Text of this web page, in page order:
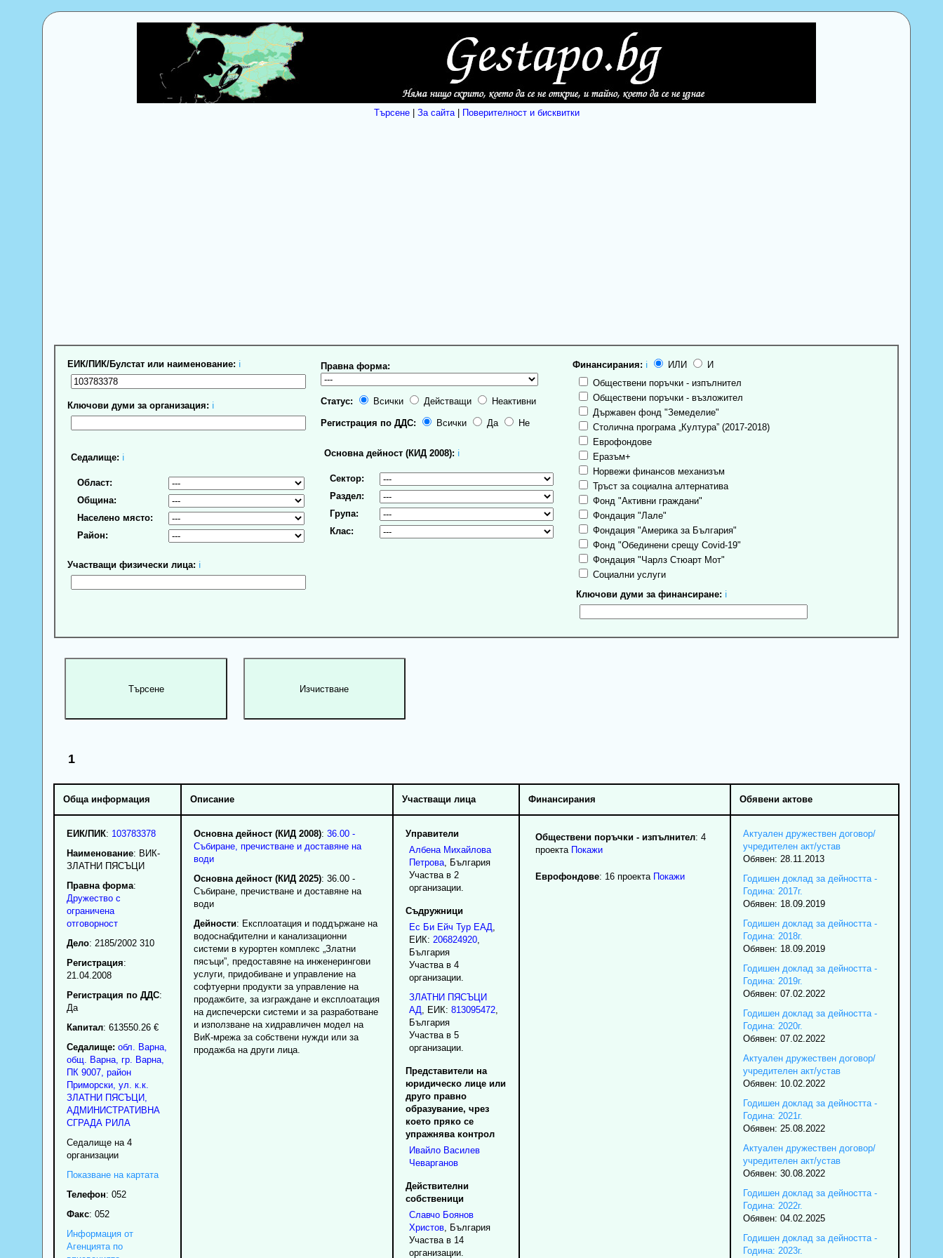
Търсене| За сайта| Поверителност и бисквитки
ЕИК/ПИК/Булстат или наименование: ℹ
Ключови думи за организация: ℹ
Седалище: ℹ
Област:
Община:
Населено място:
Район:
Участващи физически лица: ℹ
Правна форма:
Статус: Всички Действащи Неактивни
Регистрация по ДДС: Всички Да Не
Основна дейност (КИД 2008): ℹ
Сектор:
Раздел:
Група:
Клас:
Финансирания: ℹ ИЛИ
И
Обществени поръчки - изпълнител
Обществени поръчки - възложител
Държавен фонд "Земеделие"
Столична програма „Култура” (2017-2018)
Еврофондове
Еразъм+
Норвежи финансов механизъм
Тръст за социална алтернатива
Фонд "Активни граждани"
Фондация "Лале"
Фондация "Америка за България"
Фонд "Обединени срещу Covid-19"
Фондация "Чарлз Стюарт Мот"
Социални услуги
Ключови думи за финансиране: ℹ
1
Обща информация Описание Участващи лица Финансирания Обявени актове
ЕИК/ПИК: 103783378
Наименование: ВИК-
ЗЛАТНИ ПЯСЪЦИ
Правна форма:
Дружество с
ограничена
отговорност
Дело: 2185/2002 310
Регистрация:
21.04.2008
Регистрация по ДДС:
Да
Капитал: 613550.26 €
Седалище: обл. Варна,
общ. Варна, гр. Варна,
ПК 9007, район
Приморски, ул. к.к.
ЗЛАТНИ ПЯСЪЦИ,
АДМИНИСТРАТИВНА
СГРАДА РИЛА
Седалище на 4
организации
Показване на картата
Телефон: 052
Факс: 052
Информация от
Агенцията по
Основна дейност (КИД 2008): 36.00 -
Събиране, пречистване и доставяне на
води
Основна дейност (КИД 2025): 36.00 -
Събиране, пречистване и доставяне на
води
Дейности: Експлоатация и поддържане на
водоснабдителни и канализационни
системи в курортен комплекс „Златни
пясъци”, предоставяне на инженерингови
услуги, придобиване и управление на
софтуерни продукти за управление на
продажбите, за изграждане и експлоатация
на диспечерски системи и за разработване
и използване на хидравличен модел на
ВиК-мрежа за собствени нужди или за
продажба на други лица.
Управители
Албена Михайлова
Петрова, България
Участва в 2
организации.
Съдружници
Ес Би Ейч Тур ЕАД
ЕИК: 206824920,
България
Участва в 4
организации.
ЗЛАТНИ ПЯСЪЦИ
АД , ЕИК: 813095472,
България
Участва в 5
организации.
Представители на
юридическо лице или
друго правно
образувание, чрез
което пряко се
упражнява контрол
Ивайло Василев
Чеварганов
Действителни
собственици
Славчо Боянов
Христов, България
Участва в 14
организации.
Обществени поръчки - изпълнител: 4
проекта Покажи
Еврофондове: 16 проекта Покажи
Актуален дружествен договор/
учредителен акт/устав
Обявен: 28.11.2013
Годишен доклад за дейността -
Година: 2017г.
Обявен: 18.09.2019
Годишен доклад за дейността -
Година: 2018г.
Обявен: 18.09.2019
Годишен доклад за дейността -
Година: 2019г.
Обявен: 07.02.2022
Годишен доклад за дейността -
Година: 2020г.
Обявен: 07.02.2022
Актуален дружествен договор/
учредителен акт/устав
Обявен: 10.02.2022
Годишен доклад за дейността -
Година: 2021г.
Обявен: 25.08.2022
Актуален дружествен договор/
учредителен акт/устав
Обявен: 30.08.2022
Годишен доклад за дейността -
Година: 2022г.
Обявен: 04.02.2025
Годишен доклад за дейността -
Година: 2023г.